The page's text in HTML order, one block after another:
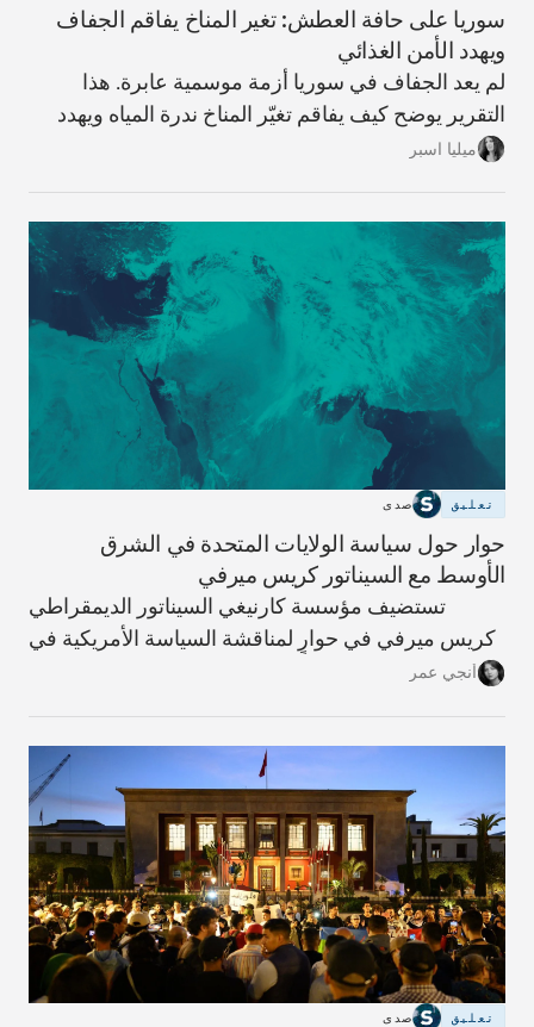
سوريا على حافة العطش: تغير المناخ يفاقم الجفاف
ويهدد الأمن الغذائي
لم يعد الجفاف في سوريا أزمة موسمية عابرة. هذا
التقرير يوضح كيف يفاقم تغيّر المناخ ندرة المياه ويهدد
الزراعة والأمن الغذائي، وما الحلول المطروحة لتفادي
ميليا اسبر
تعليق صدى
حوار حول سياسة الولايات المتحدة في الشرق
الأوسط مع السيناتور كريس ميرفي
تستضيف مؤسسة كارنيغي السيناتور الديمقراطي
كريس ميرفي في حوارٍ لمناقشة السياسة الأمريكية في
الشرق الأوسط، محذرًا من أن الحرب على إيران خطأ
أنجي عمر
تعليق صدى